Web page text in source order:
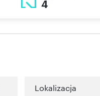
4
Lokalizacja